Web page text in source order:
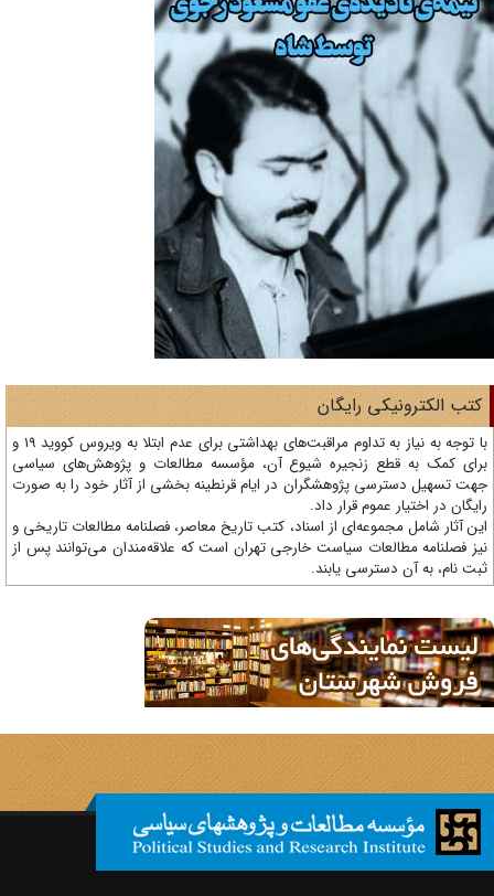
الکترونیکی رایگان
با توجه به نیاز به تداوم مراقبت‌های بهداشتی برای عدم ابتلا به ویروس کووید 19 و
کمک به قطع زنجیره شیوع آن، مؤسسه مطالعات و پژوهش‌های سیاسی
تسهیل دسترسی پژوهشگران در ایام قرنطینه بخشی از آثار خود را به صورت
در اختیار عموم قرار داد.
آثار شامل مجموعه‌ای از اسناد، کتب تاریخ معاصر، فصلنامه‌ مطالعات تاریخی و
فصلنامه مطالعات سیاست خارجی تهران است که علاقه‌مندان می‌توانند پس از
نام، به آن دسترسی یابند.